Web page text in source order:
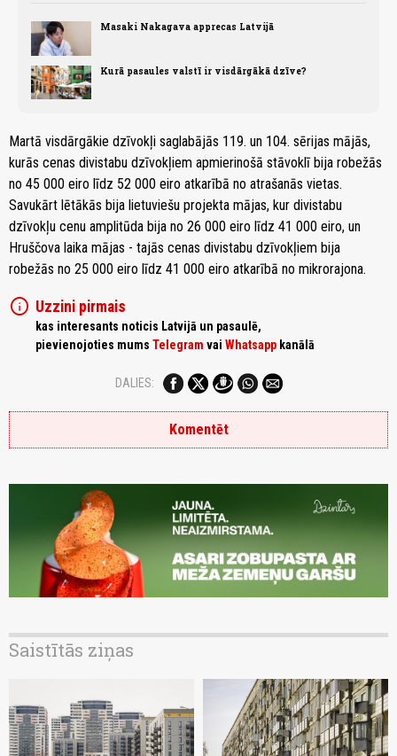
Masaki Nakagava apprecas Latvijā
Kurā pasaules valstī ir visdārgākā dzīve?
Martā visdārgākie dzīvokļi saglabājās 119. un 104. sērijas mājās,
kurās cenas divistabu dzīvokļiem apmierinošā stāvoklī bija robežās
no 45 000 eiro līdz 52 000 eiro atkarībā no atrašanās vietas.
Savukārt lētākās bija lietuviešu projekta mājas, kur divistabu
dzīvokļu cenu amplitūda bija no 26 000 eiro līdz 41 000 eiro, un
Hruščova laika mājas - tajās cenas divistabu dzīvokļiem bija
robežās no 25 000 eiro līdz 41 000 eiro atkarībā no mikrorajona.
info Uzzini pirmais
kas interesants noticis Latvijā un pasaulē,
pievienojoties mums Telegram vai Whatsapp kanālā
DALIES:
Komentēt
Saistītās ziņas